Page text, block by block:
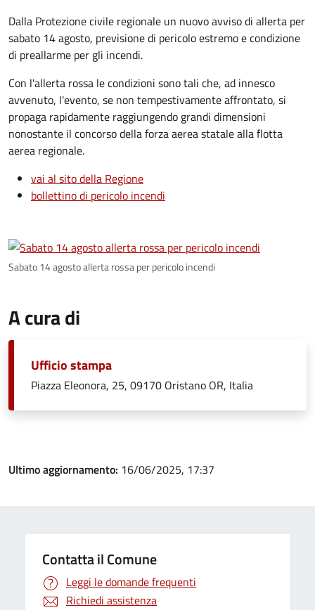
Dalla Protezione civile regionale un nuovo avviso di allerta per
sabato 14 agosto, previsione di pericolo estremo e condizione
di preallarme per gli incendi.
Con l'allerta rossa le condizioni sono tali che, ad innesco
avvenuto, l'evento, se non tempestivamente affrontato, si
propaga rapidamente raggiungendo grandi dimensioni
nonostante il concorso della forza aerea statale alla flotta
aerea regionale.
vai al sito della Regione
bollettino di pericolo incendi
Sabato 14 agosto allerta rossa per pericolo incendi
A cura di
Ufficio stampa
Piazza Eleonora, 25, 09170 Oristano OR, Italia
Ultimo aggiornamento: 16/06/2025, 17:37
Contatta il Comune
Leggi le domande frequenti
Richiedi assistenza